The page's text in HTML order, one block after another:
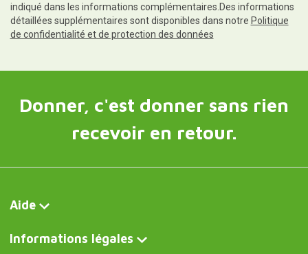
indiqué dans les informations complémentaires.Des informations
détaillées supplémentaires sont disponibles dans notre Politique
de confidentialité et de protection des données
Donner, c'est donner sans rien
recevoir en retour.
Aide
Informations légales